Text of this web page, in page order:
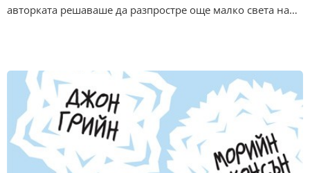
авторката решаваше да разпростре още малко света на…